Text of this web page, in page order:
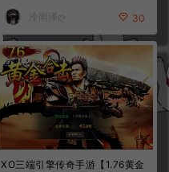
冷雨泽ღ 30
XO三端引擎传奇手游【1.76黄金